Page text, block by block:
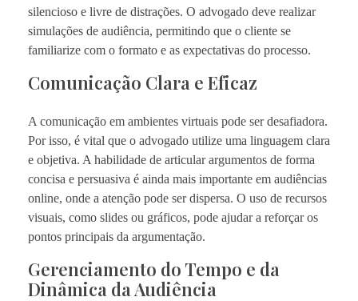
silencioso e livre de distrações. O advogado deve realizar
simulações de audiência, permitindo que o cliente se
familiarize com o formato e as expectativas do processo.
Comunicação Clara e Eficaz
A comunicação em ambientes virtuais pode ser desafiadora.
Por isso, é vital que o advogado utilize uma linguagem clara
e objetiva. A habilidade de articular argumentos de forma
concisa e persuasiva é ainda mais importante em audiências
online, onde a atenção pode ser dispersa. O uso de recursos
visuais, como slides ou gráficos, pode ajudar a reforçar os
pontos principais da argumentação.
Gerenciamento do Tempo e da
Dinâmica da Audiência